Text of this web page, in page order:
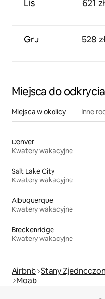
Lis
Gru
621 zł
528 zł
Miejsca do odkrycia
Miejsca w okolicy Inne
Denver
Kwatery wakacyjne
Salt Lake City
Kwatery wakacyjne
Albuquerque
Kwatery wakacyjne
Breckenridge
Kwatery wakacyjne
Airbnb Stany
Moab